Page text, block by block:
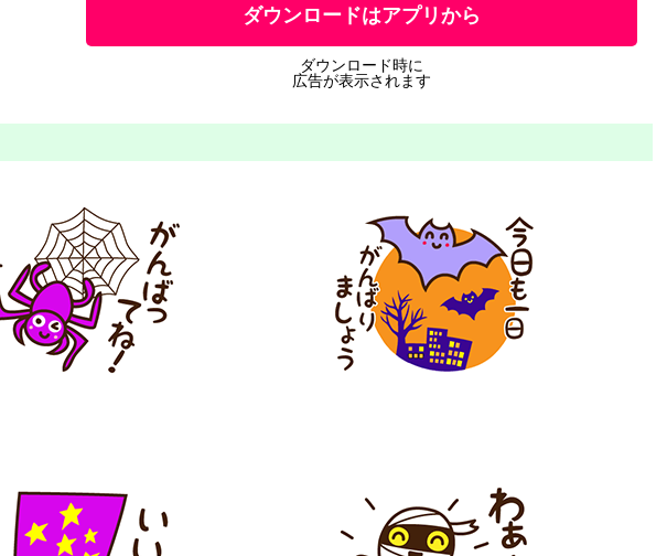
ダウンロードはアプリから
ダウンロード時に
広告が表示されます